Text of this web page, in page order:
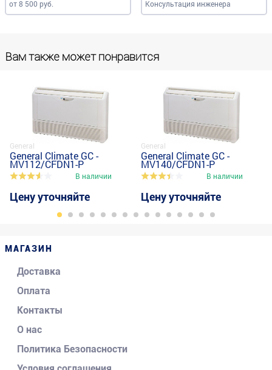
от 8 500 руб. Консультация инженера
Вам также может понравится
General
General Climate GC -
MV112/CFDN1-P
В наличии
Цену уточняйте
General
General Climate GC -
MV140/CFDN1-P
В наличии
Цену уточняйте
МАГАЗИН
Доставка
Оплата
Контакты
О нас
Политика Безопасности